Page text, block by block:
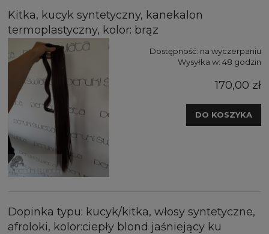
Kitka, kucyk syntetyczny, kanekalon
termoplastyczny, kolor: brąz
Dostępność: na wyczerpaniu
Wysyłka w: 48 godzin
170,00 zł
DO KOSZYKA
Dopinka typu: kucyk/kitka, włosy syntetyczne,
afroloki, kolor:ciepły blond jaśniejący ku